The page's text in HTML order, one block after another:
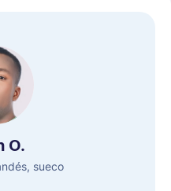
O.
sueco